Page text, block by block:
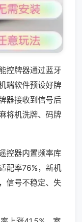
控牌器通过蓝牙
端软件预设好牌
器接收到信号后
将机洗牌、码牌
控器内置频率库
配率76%，新机
信号不稳定、失